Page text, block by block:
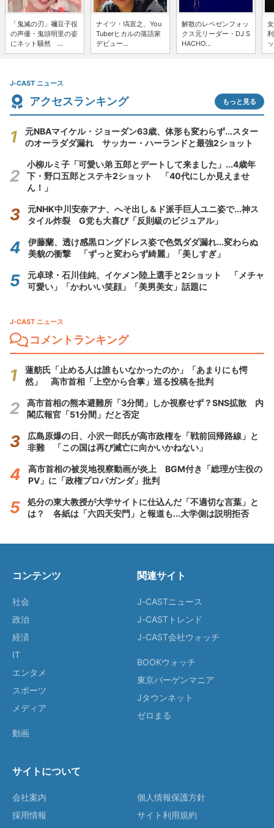
「鬼滅の刃」禰豆子役
の声優・鬼頭明里の姿
にネット騒然 ...
ナイツ・塙宣之、You
Tuberヒカルの落語家
デビュー...
解散のレペゼンフォッ
クス元リーダー・DJ S
HACHO...
J-CAST ニュース
アクセスランキング もっと見る
元NBAマイケル・ジョーダン63歳、体形も変わらず...スター
のオーラダダ漏れ サッカー・ハーランドと最強2ショット
小柳ルミ子「可愛い弟 五郎とデートして来ました」...4歳年
下・野口五郎とステキ2ショット 「40代にしか見えませ
ん！」
元NHK中川安奈アナ、へそ出し＆ド派手巨人ユニ姿で...神ス
タイル炸裂 G党も大喜び「反則級のビジュアル」
伊藤蘭、透け感黒ロングドレス姿で色気ダダ漏れ...変わらぬ
美貌の衝撃 「ずっと変わらず綺麗」「美しすぎ」
元卓球・石川佳純、イケメン陸上選手と2ショット 「メチャ
可愛い」「かわいい笑顔」「美男美女」話題に
J-CAST ニュース
コメントランキング
蓮舫氏「止める人は誰もいなかったのか」「あまりにも愕
然」 高市首相「上空から合掌」巡る投稿を批判
高市首相の熊本避難所「3分間」しか視察せず？SNS拡散 内
閣広報官「51分間」だと否定
広島原爆の日、小沢一郎氏が高市政権を「戦前回帰路線」と
非難 「この国は再び滅亡に向かいかねない」
高市首相の被災地視察動画が炎上 BGM付き「総理が主役の
PV」に「政権プロパガンダ」批判
処分の東大教授が大学サイトに仕込んだ「不適切な言葉」と
は？ 各紙は「六四天安門」と報道も...大学側は説明拒否
コンテンツ
社会
政治
経済
IT
エンタメ
スポーツ
メディア
動画
関連サイト
J-CASTニュース
J-CASTトレンド
J-CAST会社ウォッチ
BOOKウォッチ
東京バーゲンマニア
Jタウンネット
ゼロまる
サイトについて
会社案内
採用情報
個人情報保護方針
サイト利用規約